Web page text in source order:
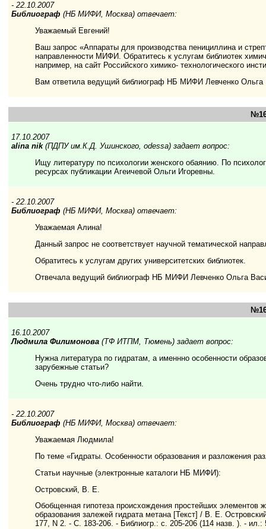
- 22.10.2007
Библиограф (НБ МИФИ, Москва) отвечает:
Уважаемый Евгений!
Ваш запрос «Аппараты для производства пенициллина и
направленности МИФИ. Обратитесь к услугам библиотек
например, на сайт Российского химико- технологического
Вам ответила ведущий библиограф НБ МИФИ Левченко Ольга
17.10.2007
alina nik(ПДПУ им.К.Д. Ушинского, odessa) задает вопрос:
Ищу литературу по психологии женского обаянию. По
ресурсах публикации Агеичевой Ольги Игоревны.
- 22.10.2007
Библиограф (НБ МИФИ, Москва) отвечает:
Уважаемая Алина!
Данный запрос не соответствует научной тематической
Обратитесь к услугам других университетских библиотек.
Отвечала ведущий библиограф НБ МИФИ Левченко Ольга
16.10.2007
Людмила Филимонова (ТФ ИТПМ, Тюмень) задает вопрос:
Нужна литература по гидратам, а именнно особенности
зарубежные статьи?
Очень трудно что-либо найти.
- 22.10.2007
Библиограф (НБ МИФИ, Москва) отвечает:
Уважаемая Людмила!
По теме «Гидраты. Особенности образования и разложения
Статьи научные (электронные каталоги НБ МИФИ):
Островский, В. Е.
Обобщенная гипотеза происхождения простейших
образования залежей гидрата метана [Текст] / В. Е.
177, N 2. - С. 183-206. - Библиогр.: с. 205-206 (114 назв. ). - ил.: